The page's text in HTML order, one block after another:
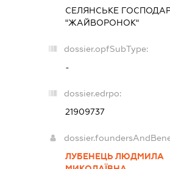
CЕЛЯНСЬКЕ
"ЖАЙВОРОНОК"
dossier.opfSubType:
-
dossier.edrpo:
21909737
ЛУБЕНЕЦЬ ЛЮДМИЛА